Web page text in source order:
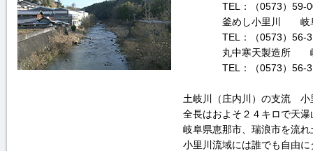
TEL：（0573）59-
釜めし小里川 岐
TEL：（0573）56-
丸中寒天製造所
TEL：（0573）56-
土岐川（庄内川）の支流 小
全長はおよそ２４キロで天
岐阜県恵那市、瑞浪市を流
小里川流域には誰でも自由